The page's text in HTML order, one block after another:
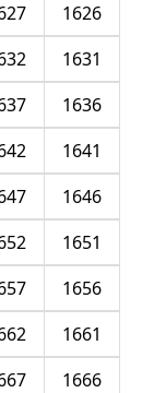
1626
1631
1636
1641
1646
1651
1656
1661
1666